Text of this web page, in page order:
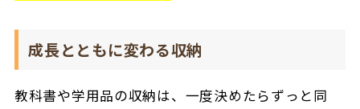
成長とともに変わる収納
教科書や学用品の収納は、一度決めたらずっと同